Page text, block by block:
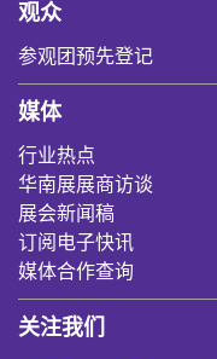
观众
参观团预先登记
媒体
行业热点
华南展展商访谈
展会新闻稿
订阅电子快讯
媒体合作查询
关注我们